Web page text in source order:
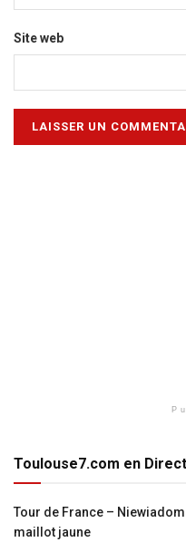
Site web
Toulouse7.com en Direct
Tour de France –
maillot jaune